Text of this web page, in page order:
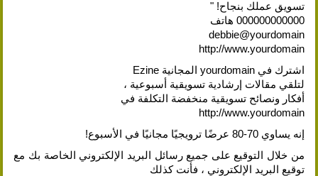
تسويق عملك بنجاح! "
000000000000 هاتف
debbie@yourdomain
http://www.yourdomain
اشترك في yourdomain المجانية Ezine
لتلقي مقالات إرشادية تسويقية أسبوعية ،
أفكار ونصائح تسويقية منخفضة التكلفة في
http://www.yourdomain
إنه يساوي 70-80 عرضًا ترويجيًا مجانيًا في الأسبوع!
من خلال التوقيع على جميع رسائل البريد الإلكتروني الخاصة بك مع
توقيع البريد الإلكتروني ، فأنت كذلك